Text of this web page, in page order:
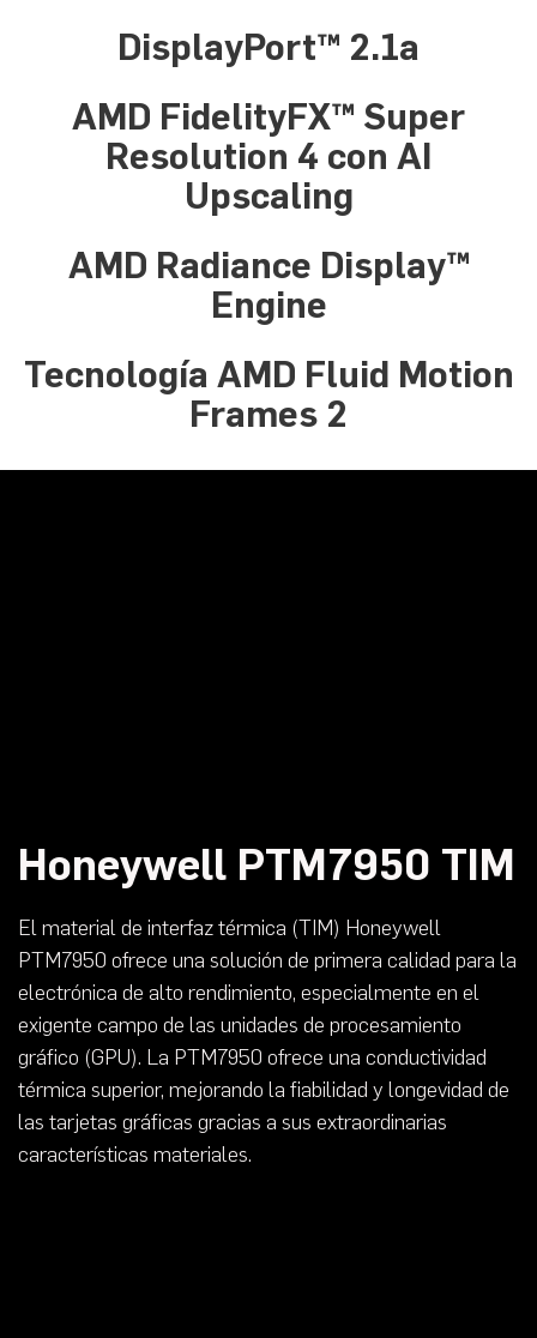
DisplayPort™ 2.1a
AMD FidelityFX™ Super
Resolution 4 con AI
Upscaling
AMD Radiance Display™
Engine
Tecnología AMD Fluid Motion
Frames 2
Honeywell PTM7950 TIM
El material de interfaz térmica (TIM) Honeywell
PTM7950 ofrece una solución de primera calidad para la
electrónica de alto rendimiento, especialmente en el
exigente campo de las unidades de procesamiento
gráfico (GPU). La PTM7950 ofrece una conductividad
térmica superior, mejorando la fiabilidad y longevidad de
las tarjetas gráficas gracias a sus extraordinarias
características materiales.